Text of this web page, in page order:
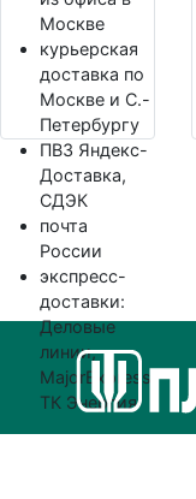
Москве
курьерская
доставка по
Москве и С.-
Петербургу
ПВЗ Яндекс-
Доставка,
СДЭК
почта
России
экспресс-
доставки:
Деловые
линии,
MajorExpress,
ТК Энергия